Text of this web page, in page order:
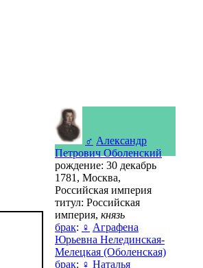
♂ Александр
Петрович Оболенский
рождение: 30 декабрь
1781, Москва,
Российская империя
титул: Российская
империя, князь
брак: ♀ Аграфена
Юрьевна Нелединская-
Мелецкая (Оболенская)
брак: ♀ Наталья